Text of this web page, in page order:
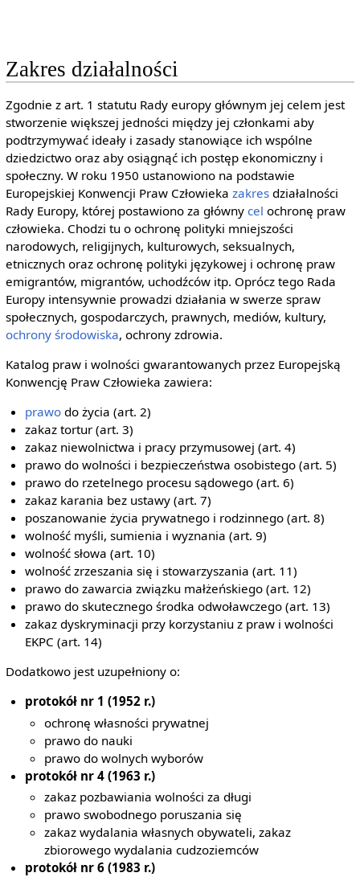
Zakres działalności
Zgodnie z art. 1 statutu Rady europy głównym jej celem jest
stworzenie większej jedności między jej członkami aby
podtrzymywać ideały i zasady stanowiące ich wspólne
dziedzictwo oraz aby osiągnąć ich postęp ekonomiczny i
społeczny. W roku 1950 ustanowiono na podstawie
Europejskiej Konwencji Praw Człowieka zakresdziałalności
Rady Europy, której postawiono za główny cel ochronę praw
człowieka. Chodzi tu o ochronę polityki mniejszości
narodowych, religijnych, kulturowych, seksualnych,
etnicznych oraz ochronę polityki językowej i ochronę praw
emigrantów, migrantów, uchodźców itp. Oprócz tego Rada
Europy intensywnie prowadzi działania w swerze spraw
społecznych, gospodarczych, prawnych, mediów, kultury,
ochrony środowiska, ochrony zdrowia.
Katalog praw i wolności gwarantowanych przez Europejską
Konwencję Praw Człowieka zawiera:
prawo do życia (art. 2)
zakaz tortur (art. 3)
zakaz niewolnictwa i pracy przymusowej (art. 4)
prawo do wolności i bezpieczeństwa osobistego (art. 5)
prawo do rzetelnego procesu sądowego (art. 6)
zakaz karania bez ustawy (art. 7)
poszanowanie życia prywatnego i rodzinnego (art. 8)
wolność myśli, sumienia i wyznania (art. 9)
wolność słowa (art. 10)
wolność zrzeszania się i stowarzyszania (art. 11)
prawo do zawarcia związku małżeńskiego (art. 12)
prawo do skutecznego środka odwoławczego (art. 13)
zakaz dyskryminacji przy korzystaniu z praw i wolności
EKPC (art. 14)
Dodatkowo jest uzupełniony o:
protokół nr 1 (1952 r.)
ochronę własności prywatnej
prawo do nauki
prawo do wolnych wyborów
protokół nr 4 (1963 r.)
zakaz pozbawiania wolności za długi
prawo swobodnego poruszania się
zakaz wydalania własnych obywateli, zakaz
zbiorowego wydalania cudzoziemców
protokół nr 6 (1983 r.)